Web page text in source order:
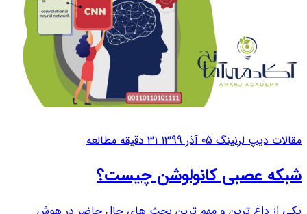
مقالات دیپ لرنینگ 05 آذر 1399 31 دقیقه مطالعه
شبکه عصبی کانولوشن چیست؟